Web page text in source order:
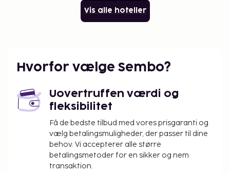
Vis alle hoteller
Hvorfor vælge Sembo?
Uovertruffen værdi og
fleksibilitet
Få de bedste tilbud med vores prisgaranti og
vælg betalingsmuligheder, der passer til dine
behov. Vi accepterer alle større
betalingsmetoder for en sikker og nem
transaktion.